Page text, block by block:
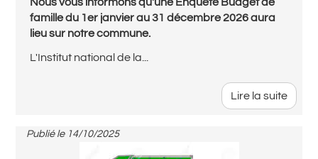
famille du 1er janvier au 31 décembre 2026 aura
lieu sur notre commune.
L'Institut national de la...
Lire la suite
Publié le 14/10/2025